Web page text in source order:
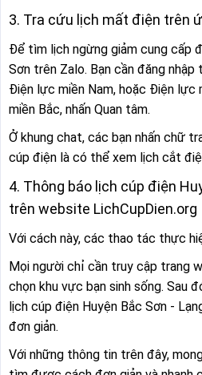
3. Tra cứu lịch mất điện trên
Để tìm lịch ngừng giảm cung cấp
Sơn trên Zalo. Bạn cần đăng nhập
Điện lực miền Nam, hoặc Điện lực
miền Bắc, nhấn Quan tâm.
Ở khung chat, các bạn nhấn chữ
cúp điện là có thể xem lịch cắt
4. Thông báo lịch cúp điện
trên website LichCupDien.org
Với cách này, các thao tác thực
Mọi người chỉ cần truy cập trang
chọn khu vực bạn sinh sống. Sau
lịch cúp điện Huyện Bắc Sơn -
đơn giản.
Với những thông tin trên đây,